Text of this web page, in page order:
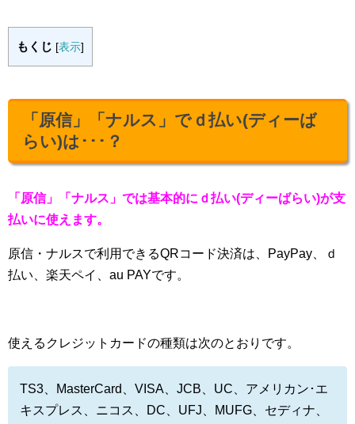
もくじ [表示]
「原信」「ナルス」でｄ払い(ディーば
らい)は･･･？
「原信」「ナルス」では基本的にｄ払い(ディーばらい)が支
払いに使えます。
原信・ナルスで利用できるQRコード決済は、PayPay、ｄ
払い、楽天ペイ、au PAYです。
使えるクレジットカードの種類は次のとおりです。
TS3、MasterCard、VISA、JCB、UC、アメリカン･エ
キスプレス、ニコス、DC、UFJ、MUFG、セディナ、